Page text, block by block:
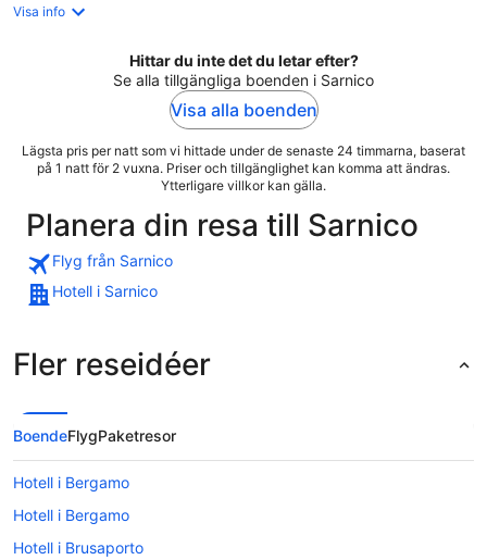
Visa info
Hittar du inte det du letar efter?
Se alla tillgängliga boenden i Sarnico
Visa alla boenden
Lägsta pris per natt som vi hittade under de senaste 24 timmarna, baserat
på 1 natt för 2 vuxna. Priser och tillgänglighet kan komma att ändras.
Ytterligare villkor kan gälla.
Planera din resa till Sarnico
Flyg från Sarnico
Hotell i Sarnico
Fler reseidéer
BoendeFlygPaketresor
Hotell i Bergamo
Hotell i Bergamo
Hotell i Brusaporto